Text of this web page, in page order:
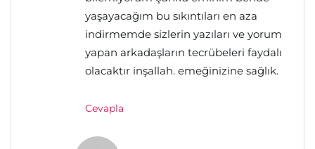
yaşayacağım bu sıkıntıları en aza
indirmemde sizlerin yazıları ve yorum
yapan arkadaşların tecrübeleri faydalı
olacaktır inşallah. emeğinizine sağlık.
Cevapla